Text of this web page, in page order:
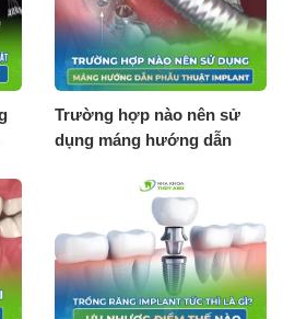
Trường hợp nào nên sử
dụng máng hướng dẫn